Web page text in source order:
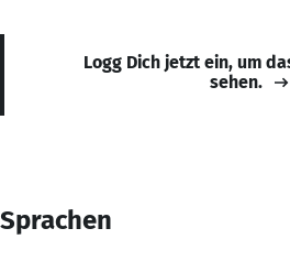
Logg Dich jetzt ein, um
sehen.
Sprachen